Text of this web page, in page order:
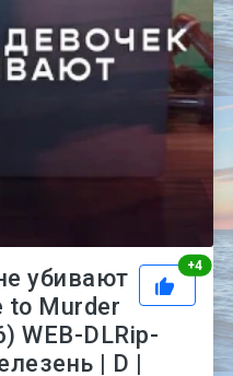
+4
убивают
to Murder
WEB-DLRip-
| D |